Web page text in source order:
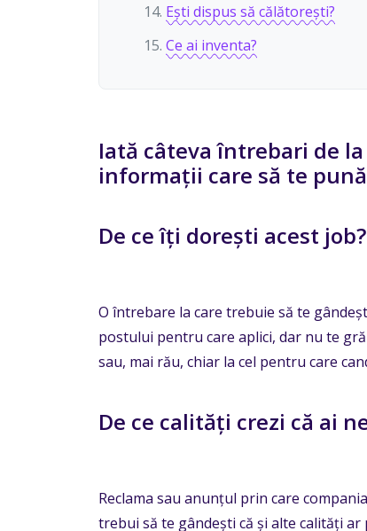
Ești dispus să călătorești?
Ce ai inventa?
Iată câteva întrebari de
informații care să te
De ce îți dorești acest job?
O întrebare la care trebuie să te
postului pentru care aplici, dar nu te
sau, mai rău, chiar la cel pentru care
De ce calități crezi că ai
Reclama sau anunțul prin care
trebui să te gândești că și alte calități